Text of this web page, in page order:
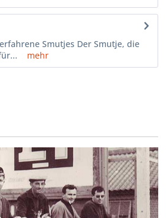
Smutjes Der Smutje, die
mehr